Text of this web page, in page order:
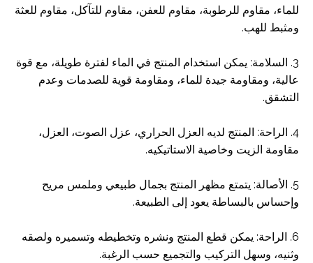
للماء، مقاوم للرطوبة، مقاوم للعفن، مقاوم للتآكل، مقاوم للعثة
ومثبط للهب.
3. السلامة: يمكن استخدام المنتج في الماء لفترة طويلة، مع قوة
عالية، ومقاومة جيدة للماء، ومقاومة قوية للصدمات وعدم
التشقق.
4. الراحة: المنتج لديه العزل الحراري، عزل الصوت، العزل،
مقاومة الزيت وخاصية الاستاتيكيه.
5. الأصالة: يتمتع مظهر المنتج بجمال طبيعي وملمس مريح
وإحساس بالبساطة يعود إلى الطبيعة.
6. الراحة: يمكن قطع المنتج ونشره وتخطيطه وتسميره ولصقه
وثنيه، وسهل التركيب والتجميع حسب الرغبة.